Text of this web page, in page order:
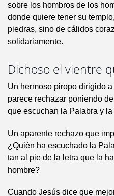
sobre los hombros de los
donde quiere tener su
piedras, sino de cálidos
solidariamente.
Dichoso el vientre
Un hermoso piropo dirigido
parece rechazar poniendo
que escuchan la Palabra y la
Un aparente rechazo que
¿Quién ha escuchado la
tan al pie de la letra que la
hombre?
Cuando Jesús dice que